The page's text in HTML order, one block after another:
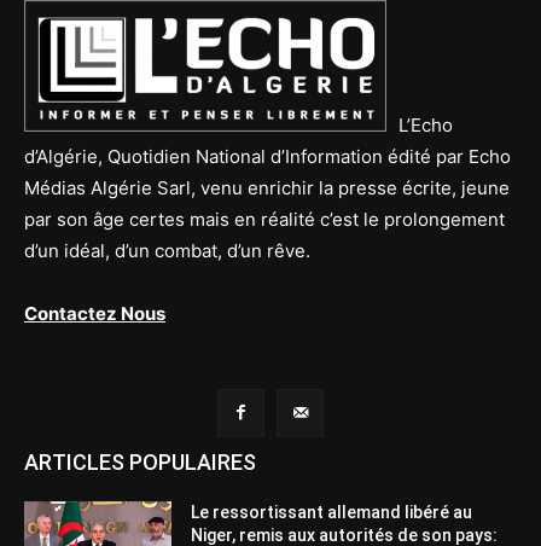
L’Echo
d’Algérie, Quotidien National d’Information édité par Echo
Médias Algérie Sarl, venu enrichir la presse écrite, jeune
par son âge certes mais en réalité c’est le prolongement
d’un idéal, d’un combat, d’un rêve.
Contactez Nous
ARTICLES POPULAIRES
Le ressortissant allemand libéré au
Niger, remis aux autorités de son pays: